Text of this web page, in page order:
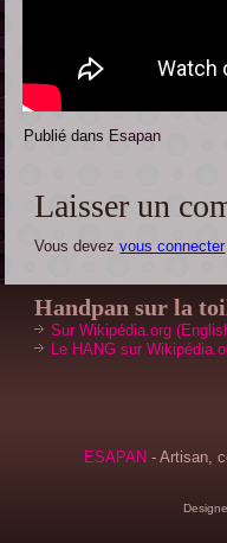
Publié dans Esapan
Laisser un
Vous devezvous connecter
Handpan sur la
Sur Wikipédia.org
Le HANG sur
ESAPAN - Artisan,